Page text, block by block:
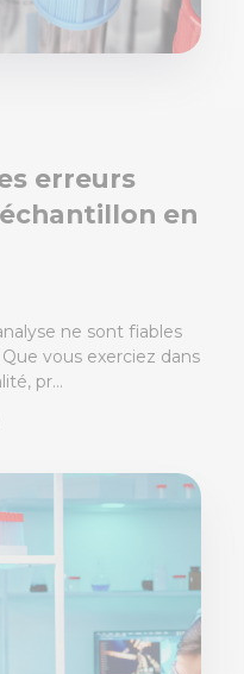
erreurs
en
ne sont fiables
vous exerciez dans
pr...